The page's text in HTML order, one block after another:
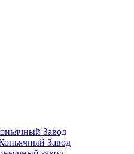
Завод
Завод